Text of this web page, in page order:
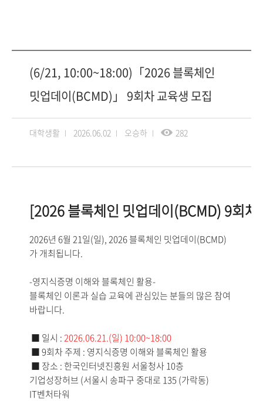
(6/21, 10:00~18:00)「2026 블록체인
밋업데이(BCMD)」 9회차 교육생 모집
대학생활 2026.06.02 오승하 282
[2026 블록체인 밋업데이(BCMD) 9회차
2026년 6월 21일(일), 2026 블록체인 밋업데이(BCMD)
가 개최됩니다.
-영지식증명 이해와 블록체인 활용-
블록체인 이론과 실습 교육에 관심있는 분들의 많은 참여
바랍니다.
■ 일시 :2026.06.21.(일) 10:00~18:00
■ 9회차 주제 : 영지식증명 이해와 블록체인 활용
■ 장소 : 한국인터넷진흥원 서울청사 10층
기업성장허브 (서울시 송파구 중대로 135 (가락동)
IT벤처타워